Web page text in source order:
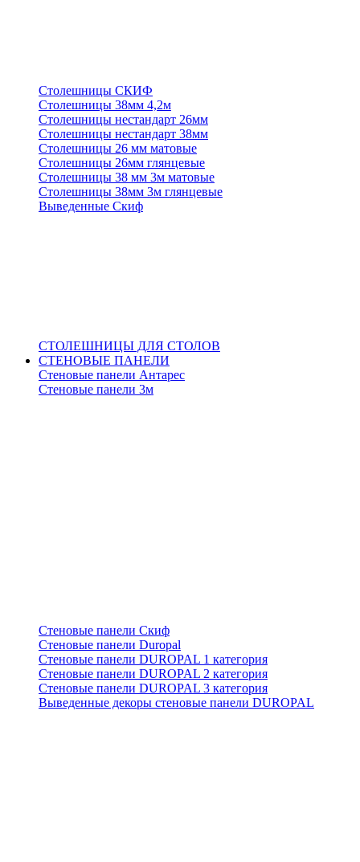
Столешницы СКИФ
Столешницы 38мм 4,2м
Столешницы нестандарт 26мм
Столешницы нестандарт 38мм
Столешницы 26 мм матовые
Столешницы 26мм глянцевые
Столешницы 38 мм 3м матовые
Столешницы 38мм 3м глянцевые
Выведенные Скиф
СТОЛЕШНИЦЫ ДЛЯ СТОЛОВ
СТЕНОВЫЕ ПАНЕЛИ
Стеновые панели Антарес
Стеновые панели 3м
Стеновые панели Скиф
Стеновые панели Duropal
Стеновые панели DUROPAL 1 категория
Стеновые панели DUROPAL 2 категория
Стеновые панели DUROPAL 3 категория
Выведенные декоры стеновые панели DUROPAL